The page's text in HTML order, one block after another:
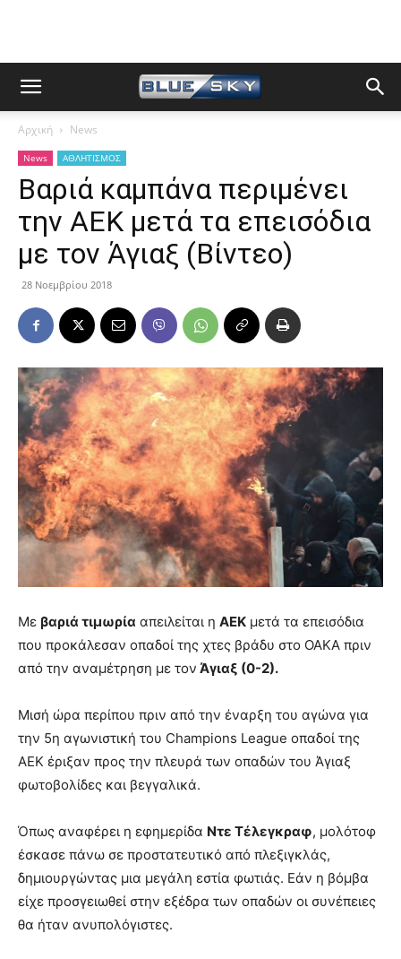
Αρχική News
News ΑΘΛΗΤΙΣΜΟΣ
Βαριά καμπάνα περιμένει
την ΑΕΚ μετά τα επεισόδια
με τον Άγιαξ (Βίντεο)
28 Νοεμβρίου 2018
Mε βαριά τιμωρία απειλείται η ΑΕΚ μετά τα επεισόδια
που προκάλεσαν οπαδοί της χτες βράδυ στο ΟΑΚΑ πριν
από την αναμέτρηση με τον Άγιαξ (0-2).
Μισή ώρα περίπου πριν από την έναρξη του αγώνα για
την 5η αγωνιστική του Champions League οπαδοί της
ΑΕΚ έριξαν προς την πλευρά των οπαδών του Άγιαξ
φωτοβολίδες και βεγγαλικά.
Όπως αναφέρει η εφημερίδα Ντε Τέλεγκραφ, μολότοφ
έσκασε πάνω σε προστατευτικό από πλεξιγκλάς,
δημιουργώντας μια μεγάλη εστία φωτιάς. Εάν η βόμβα
είχε προσγειωθεί στην εξέδρα των οπαδών οι συνέπειες
θα ήταν ανυπολόγιστες.